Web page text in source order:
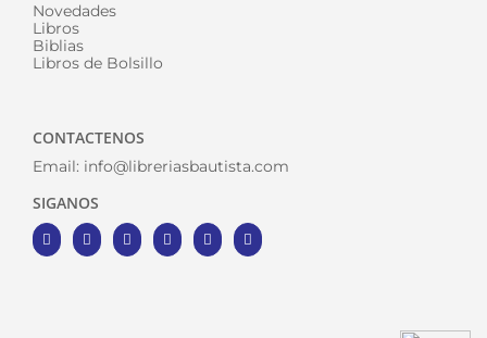
Novedades
Libros
Biblias
Libros de Bolsillo
CONTACTENOS
Email: info@libreriasbautista.com
SIGANOS